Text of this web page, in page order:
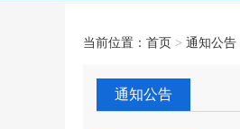
当前位置： 首页 > 通知公告
通知公告